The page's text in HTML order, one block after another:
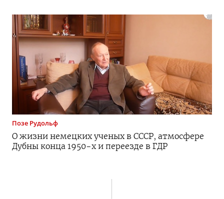
Позе Рудольф
О жизни немецких ученых в СССР, атмосфере
Дубны конца 1950-х и переезде в ГДР